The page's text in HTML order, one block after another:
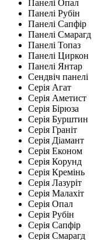
Панелі Опал
Панелі Рубін
Панелі Сапфір
Панелі Смарагд
Панелі Топаз
Панелі Циркон
Панелі Янтар
Сендвіч панелі
Серія Агат
Серія Аметист
Серія Бірюза
Серія Бурштин
Серія Граніт
Серія Діамант
Серія Економ
Серія Корунд
Серія Кремінь
Серія Лазуріт
Серія Малахіт
Серія Опал
Серія Рубін
Серія Сапфір
Серія Смарагд